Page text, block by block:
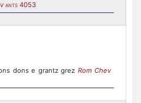
ANTS 4053
dons e grantz grez Rom Chev